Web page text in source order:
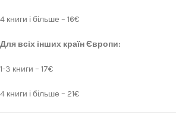
4 книги і більше – 16€
Для всіх інших країн Європи:
1-3 книги – 17€
4 книги і більше – 21€